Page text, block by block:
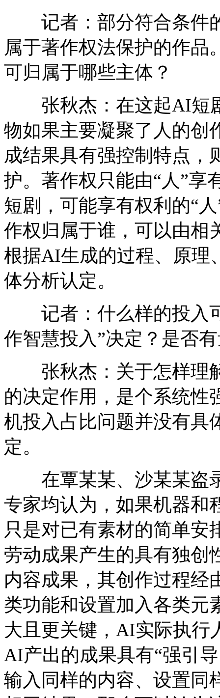
记者：部分符合条件
属于著作权法保护的作品
可归属于哪些主体？
张秋杰：在这起AI短
物如果主要凝聚了人的创
成结果具有强控制特点，
护。著作权只能由“人”享
短剧，可能享有权利的“
作权归属于谁，可以由相
根据AI生成的过程、原理
体分析认定。
记者：什么样的投入
作智慧投入”决定？是否
张秋杰：关于怎样理解
的决定作用，是个系统性
机投入占比问题并没有具
定。
在覃某某、沙某某盗
专家均认为，如果机器和
只是对已有素材的简单安
劳动成果产生的具有独创
内容成果，其创作过程经
类功能和设置加入各类元
大且更关键，AI实际执行
AI产出的成果具有“强引
输入同样的内容、设置同